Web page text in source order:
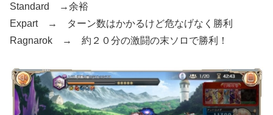
Standard →余裕
Expart → ターン数はかかるけど危なげなく勝利
Ragnarok → 約２０分の激闘の末ソロで勝利！